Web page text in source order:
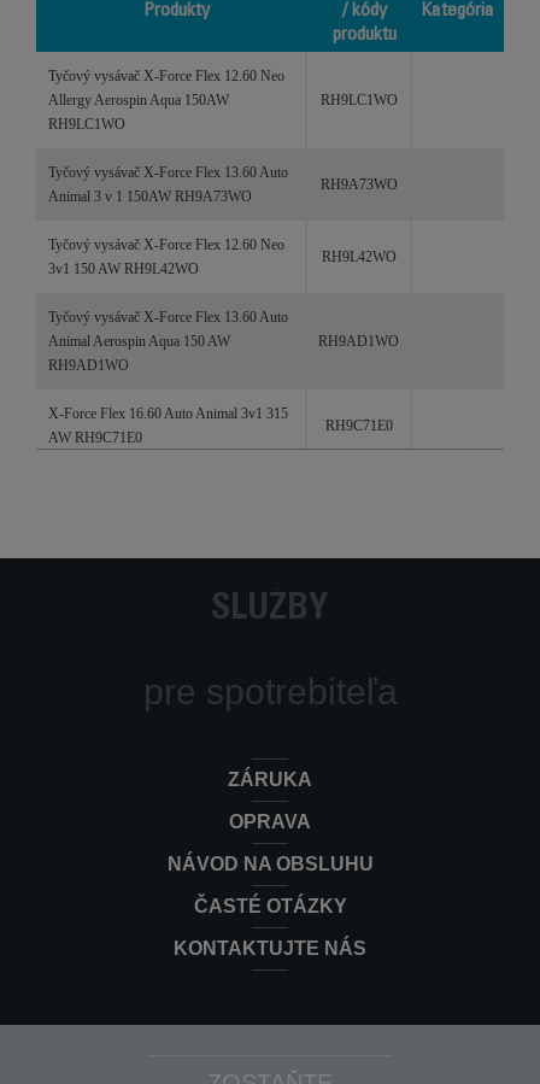
Produkty
/ kódy
produktu
Kategória
Tyčový vysávač X-Force Flex 12.60 Neo
Allergy Aerospin Aqua 150AW
RH9LC1WO
RH9LC1WO
Tyčový vysávač X-Force Flex 13.60 Auto
Animal 3 v 1 150AW RH9A73WO
RH9A73WO
Tyčový vysávač X-Force Flex 12.60 Neo
3v1 150 AW RH9L42WO
RH9L42WO
Tyčový vysávač X-Force Flex 13.60 Auto
Animal Aerospin Aqua 150 AW
RH9AD1WO
RH9AD1WO
X-Force Flex 16.60 Auto Animal 3v1 315
AW RH9C71E0
RH9C71E0
SLUŽBY
pre spotrebiteľa
ZÁRUKA
OPRAVA
NÁVOD NA OBSLUHU
ČASTÉ OTÁZKY
KONTAKTUJTE NÁS